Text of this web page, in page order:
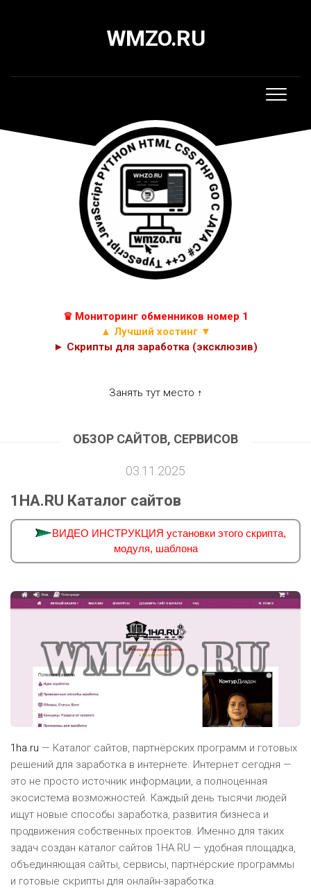
WMZO.RU
♛ Мониторинг обменников номер 1
▲ Лучший хостинг ▼
► Скрипты для заработка (эксклюзив)
Занять тут место ↑
ОБЗОР САЙТОВ, СЕРВИСОВ
03.11.2025
1HA.RU Каталог сайтов
ВИДЕО ИНСТРУКЦИЯ установки этого скрипта,
модуля, шаблона
1ha.ru — Каталог сайтов, партнёрских программ и готовых
решений для заработка в интернете. Интернет сегодня —
это не просто источник информации, а полноценная
экосистема возможностей. Каждый день тысячи людей
ищут новые способы заработка, развития бизнеса и
продвижения собственных проектов. Именно для таких
задач создан каталог сайтов 1HA.RU — удобная площадка,
объединяющая сайты, сервисы, партнёрские программы
и готовые скрипты для онлайн-заработка.